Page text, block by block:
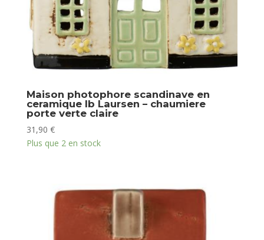
Maison photophore scandinave en
ceramique Ib Laursen – chaumiere
porte verte claire
31,90 €
Plus que 2 en stock